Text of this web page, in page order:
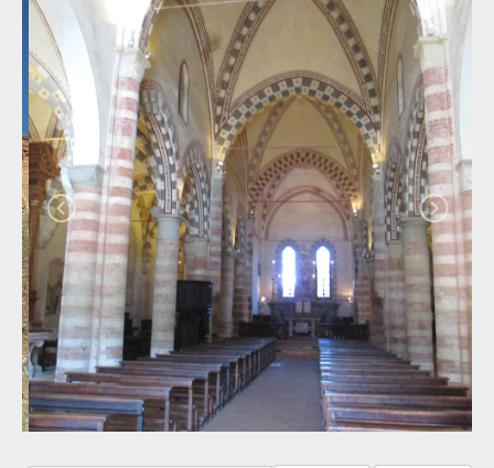
EVÉNEMENTS
ACCUEIL
BÉNÉVOLES
CONTACTS
PRESS